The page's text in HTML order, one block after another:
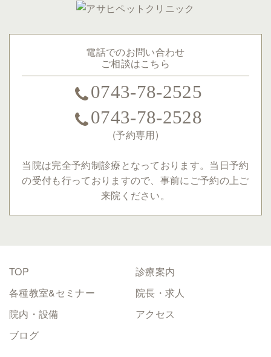
電話でのお問い合わせ
ご相談はこちら
0743-78-2525
0743-78-2528
(予約専用)
当院は完全予約制診療となっております。 当日予約
の受付も行っておりますので、事前にご予約の上ご
来院ください。
TOP
診療案内
各種教室&セミナー
院長・求人
院内・設備
アクセス
ブログ